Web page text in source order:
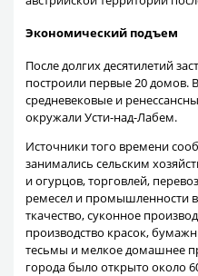
Экономический подъем
После долгих десятилетий
построили первые 20 домов.
средневековые и
окружали Усти-над-Лабем.
Источники того времени
занимались сельским
и огурцов, торговлей,
ремесел и промышленности
ткачество, суконное
производство красок,
тесьмы и мелкое домашнее
города было открыто около